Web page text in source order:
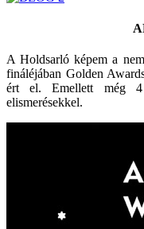
A Holdsarló képem a
fináléjában Golden
ért el. Emellett még
elismerésekkel.